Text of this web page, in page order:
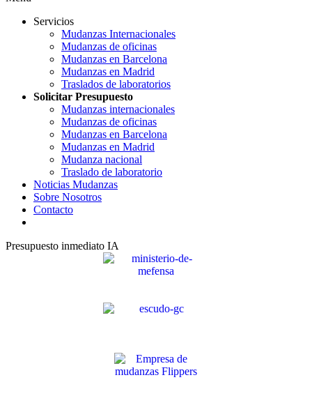
Servicios
Mudanzas Internacionales
Mudanzas de oficinas
Mudanzas en Barcelona
Mudanzas en Madrid
Traslados de laboratorios
Solicitar Presupuesto
Mudanzas internacionales
Mudanzas de oficinas
Mudanzas en Barcelona
Mudanzas en Madrid
Mudanza nacional
Traslado de laboratorio
Noticias Mudanzas
Sobre Nosotros
Contacto
Presupuesto inmediato IA